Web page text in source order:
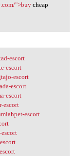
">buycheap
escort
escort
escort
escort
escort
escort
escort